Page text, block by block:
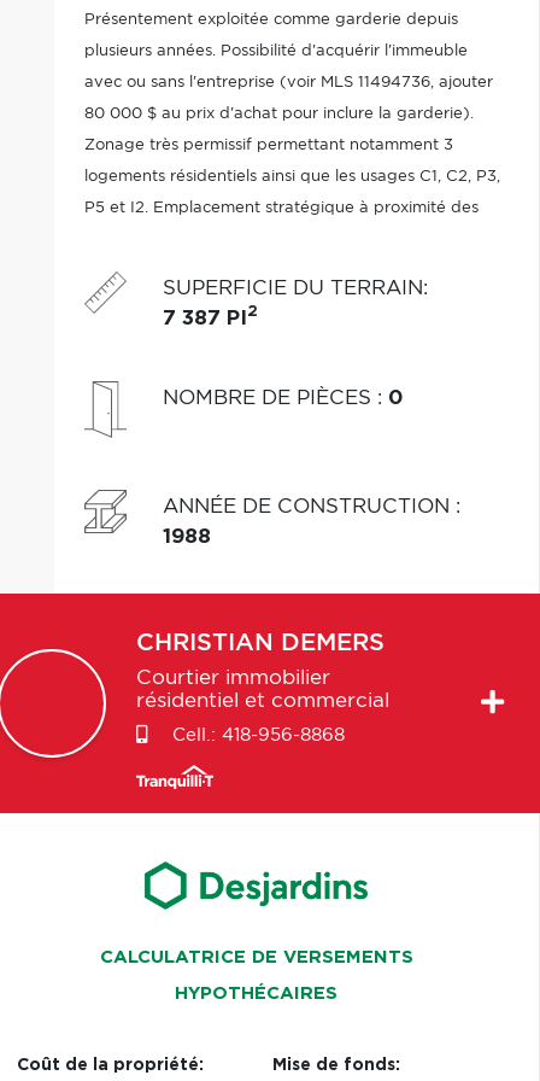
Présentement exploitée comme garderie depuis
plusieurs années. Possibilité d'acquérir l'immeuble
avec ou sans l'entreprise (voir MLS 11494736, ajouter
80 000 $ au prix d'achat pour inclure la garderie).
Zonage très permissif permettant notamment 3
logements résidentiels ainsi que les usages C1, C2, P3,
P5 et I2. Emplacement stratégique à proximité des
multiples possibilités. Informez-vous.
SUPERFICIE DU TERRAIN:
7 387 PI 2
NOMBRE DE PIÈCES : 0
ANNÉE DE CONSTRUCTION :
1988
CHRISTIAN DEMERS
Courtier immobilier
résidentiel et commercial
Cell.: 418-956-8868
CALCULATRICE DE VERSEMENTS
HYPOTHÉCAIRES
Coût de la propriété: Mise de fonds: